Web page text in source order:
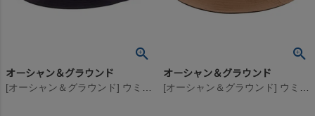
オーシャン＆グラウンド オーシャン＆グラウンド